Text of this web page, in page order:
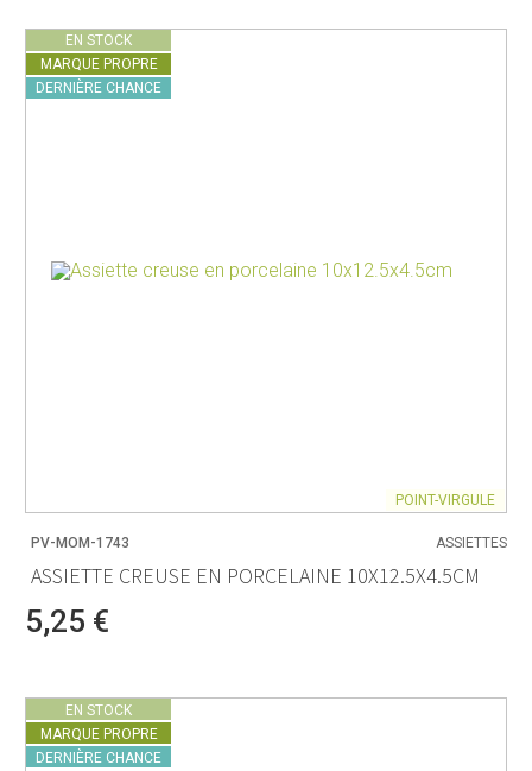
EN STOCK
MARQUE PROPRE
DERNIÈRE CHANCE
POINT-VIRGULE
PV-MOM-1743 ASSIETTES
ASSIETTE CREUSE EN PORCELAINE 10X12.5X4.5CM
5,25 €
EN STOCK
MARQUE PROPRE
DERNIÈRE CHANCE